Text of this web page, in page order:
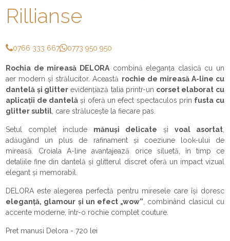
Rillianse
0766 333 667 0773 950 950
Rochia de mireasă DELORAcombină eleganța clasică cu un
aer modern și strălucitor. Această rochie de mireasă A-line cu
dantelă și glitterevidențiază talia printr-un corset elaborat cu
aplicații de dantelăși oferă un efect spectaculos prin fusta cu
glitter subtil , care strălucește la fiecare pas.
Setul complet include mănuși delicate și voal asortat,
adăugând un plus de rafinament și coeziune look-ului de
mireasă. Croiala A-line avantajează orice siluetă, în timp ce
detaliile fine din dantelă și glitterul discret oferă un impact vizual
elegant și memorabil.
DELORA este alegerea perfectă pentru miresele care își doresc
eleganță, glamour și un efect „wow” , combinând clasicul cu
accente moderne, într-o rochie complet couture.
Pret manusi Delora - 720 lei